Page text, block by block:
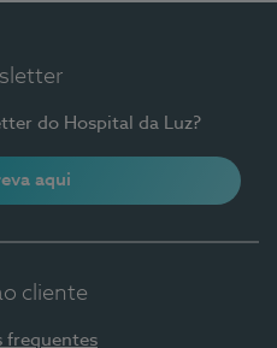
do Hospital da Luz?
aqui
cliente
frequentes